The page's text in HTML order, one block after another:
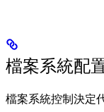
檔案系統配
檔案系統控制決定